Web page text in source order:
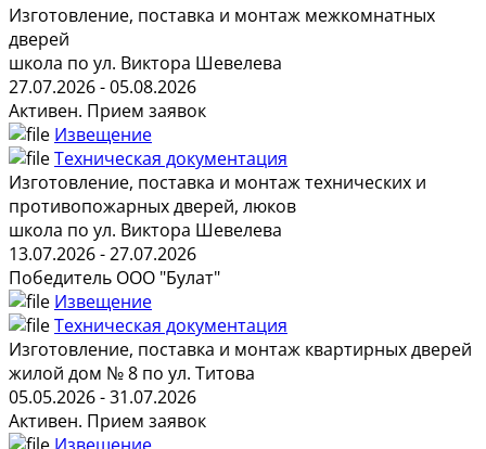
Изготовление, поставка и монтаж межкомнатных
дверей
школа по ул. Виктора Шевелева
27.07.2026 - 05.08.2026
Активен. Прием заявок
Извещение
Техническая документация
Изготовление, поставка и монтаж технических и
противопожарных дверей, люков
школа по ул. Виктора Шевелева
13.07.2026 - 27.07.2026
Победитель ООО "Булат"
Извещение
Техническая документация
Изготовление, поставка и монтаж квартирных дверей
жилой дом № 8 по ул. Титова
05.05.2026 - 31.07.2026
Активен. Прием заявок